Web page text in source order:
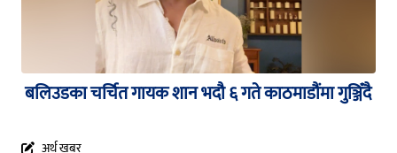
बलिउडका चर्चित गायक शान भदौ ६ गते काठमाडौंमा गुञ्जिँदै
अर्थ खबर